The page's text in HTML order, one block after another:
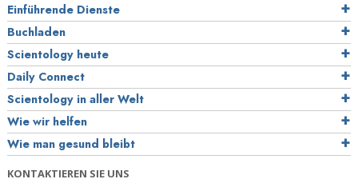
Einführende Dienste
Buchladen
Scientology heute
Daily Connect
Scientology in aller Welt
Wie wir helfen
Wie man gesund bleibt
KONTAKTIEREN SIE UNS